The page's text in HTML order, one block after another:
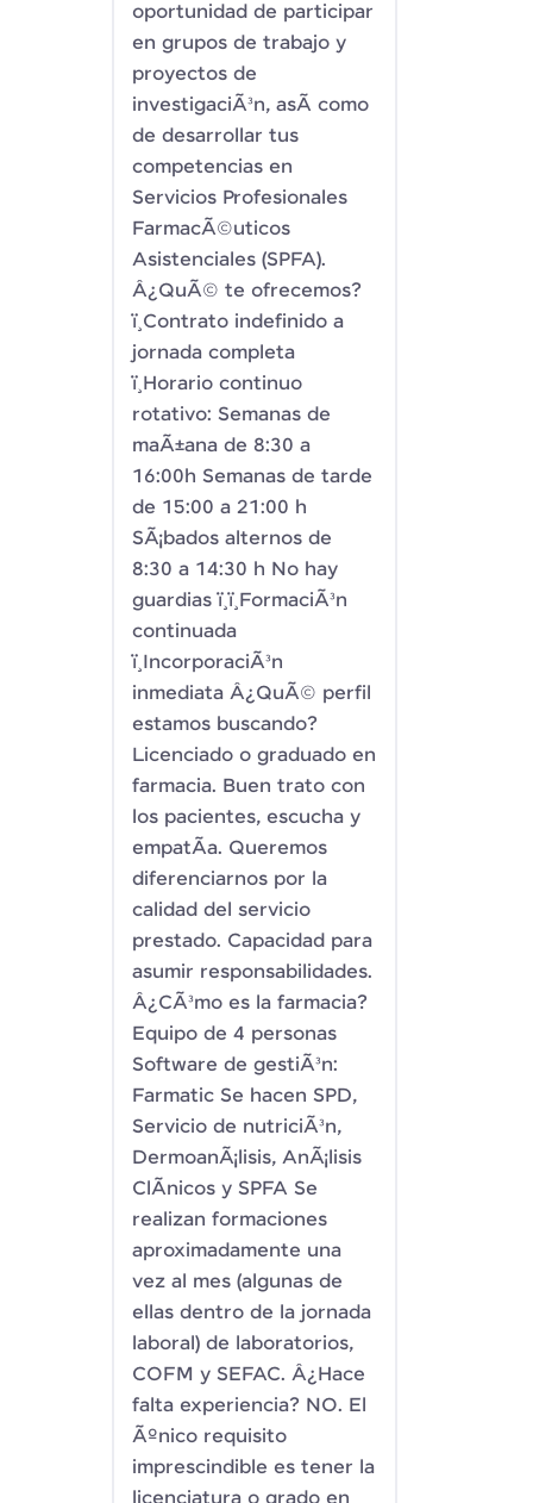
oportunidad de participar
en grupos de trabajo y
proyectos de
investigaciÃ³n, asÃ­ como
de desarrollar tus
competencias en
Servicios Profesionales
FarmacÃ©uticos
Asistenciales (SPFA).
Â¿QuÃ© te ofrecemos?
ï¸Contrato indefinido a
jornada completa
ï¸Horario continuo
rotativo: Semanas de
maÃ±ana de 8:30 a
16:00h Semanas de tarde
de 15:00 a 21:00 h
SÃ¡bados alternos de
8:30 a 14:30 h No hay
guardias ï¸ï¸FormaciÃ³n
continuada
ï¸IncorporaciÃ³n
inmediata Â¿QuÃ© perfil
estamos buscando?
Licenciado o graduado en
farmacia. Buen trato con
los pacientes, escucha y
empatÃ­a. Queremos
diferenciarnos por la
calidad del servicio
prestado. Capacidad para
asumir responsabilidades.
Â¿CÃ³mo es la farmacia?
Equipo de 4 personas
Software de gestiÃ³n:
Farmatic Se hacen SPD,
Servicio de nutriciÃ³n,
DermoanÃ¡lisis, AnÃ¡lisis
ClÃ­nicos y SPFA Se
realizan formaciones
aproximadamente una
vez al mes (algunas de
ellas dentro de la jornada
laboral) de laboratorios,
COFM y SEFAC. Â¿Hace
falta experiencia? NO. El
Ãºnico requisito
imprescindible es tener la